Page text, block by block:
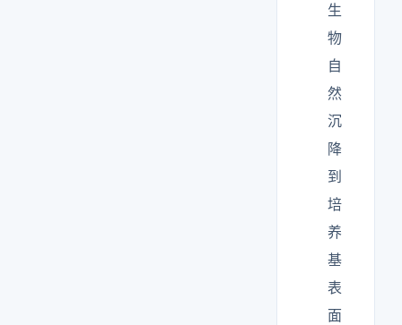
生
物
自
然
沉
降
到
培
养
基
表
面